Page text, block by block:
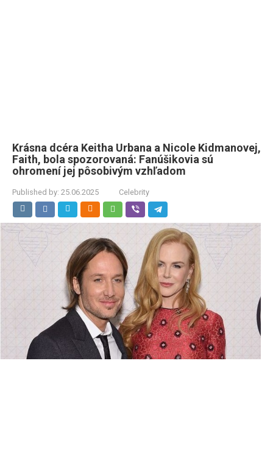
Krásna dcéra Keitha Urbana a Nicole Kidmanovej,
Faith, bola spozorovaná: Fanúšikovia sú
ohromení jej pôsobivým vzhľadom
Published by: 25.06.2025 Celebrity